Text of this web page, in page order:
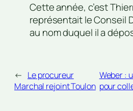
Cette année, c’est
représentait le Conseil
au nom duquel il a
← Le procureur
Marchal rejoint Toulon
Weber :
pour